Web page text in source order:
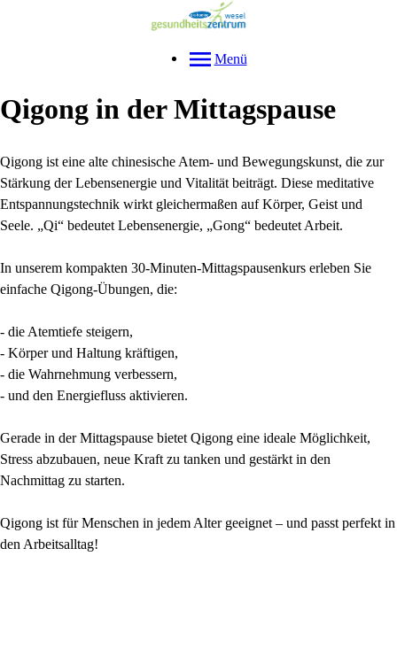
Menü
Qigong in der Mittagspause
Qigong ist eine alte chinesische Atem- und Bewegungskunst, die zur
Stärkung der Lebensenergie und Vitalität beiträgt. Diese meditative
Entspannungstechnik wirkt gleichermaßen auf Körper, Geist und
Seele. „Qi“ bedeutet Lebensenergie, „Gong“ bedeutet Arbeit.
In unserem kompakten 30‑Minuten-Mittagspausenkurs erleben Sie
einfache Qigong-Übungen, die:
- die Atemtiefe steigern,
- Körper und Haltung kräftigen,
- die Wahrnehmung verbessern,
- und den Energiefluss aktivieren.
Gerade in der Mittagspause bietet Qigong eine ideale Möglichkeit,
Stress abzubauen, neue Kraft zu tanken und gestärkt in den
Nachmittag zu starten.
Qigong ist für Menschen in jedem Alter geeignet – und passt perfekt in
den Arbeitsalltag!